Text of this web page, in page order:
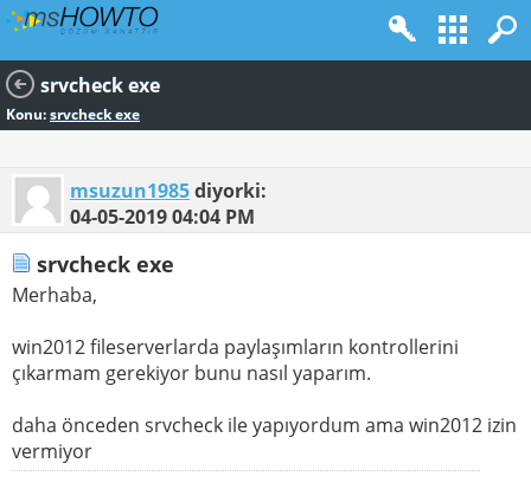
srvcheck exe
Konu:srvcheck exe
msuzun1985diyorki:
04-05-201904:04 PM
srvcheck exe
Merhaba,
win2012 fileserverlarda paylaşımların kontrollerini
çıkarmam gerekiyor bunu nasıl yaparım.
daha önceden srvcheck ile yapıyordum ama win2012 izin
vermiyor